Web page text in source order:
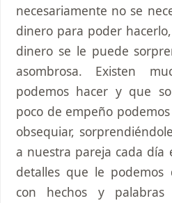
necesariamente no se
dinero para poder
dinero se le puede
asombrosa. Existen
podemos hacer y que
poco de empeño
obsequiar,
a nuestra pareja cada día
detalles que le podemos
con hechos y